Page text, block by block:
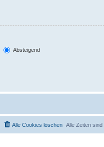
Absteigend
Alle Zeiten sind
Alle Cookies löschen